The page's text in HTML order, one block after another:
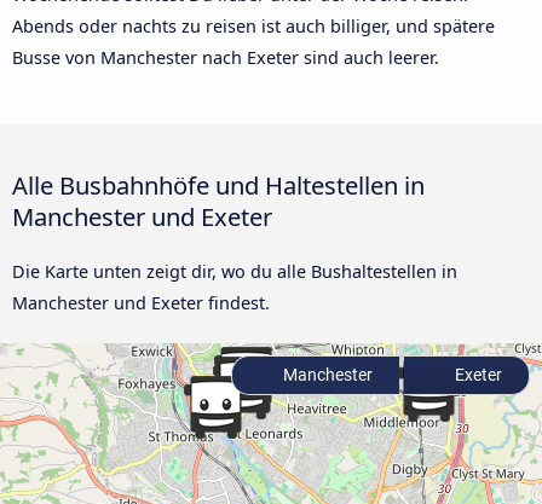
Abends oder nachts zu reisen ist auch billiger, und spätere
Busse von Manchester nach Exeter sind auch leerer.
Alle Busbahnhöfe und Haltestellen in
Manchester und Exeter
Die Karte unten zeigt dir, wo du alle Bushaltestellen in
Manchester und Exeter findest.
Manchester Exeter